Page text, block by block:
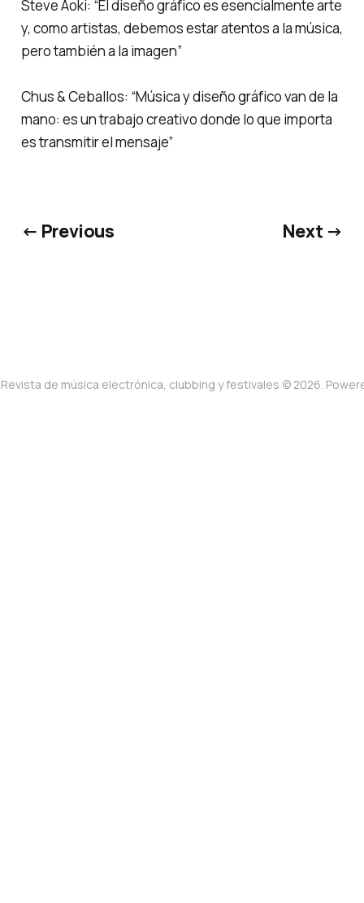
Steve Aoki: “El diseño gráfico es esencialmente arte
y, como artistas, debemos estar atentos a la música,
pero también a la imagen”
Chus & Ceballos: “Música y diseño gráfico van de la
mano: es un trabajo creativo donde lo que importa
es transmitir el mensaje”
← Previous Next →
de música electrónica, clubbing y festivales © 2026.